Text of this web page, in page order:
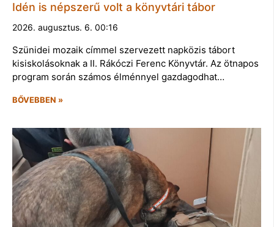
Idén is népszerű volt a könyvtári tábor
2026. augusztus. 6. 00:16
Szünidei mozaik címmel szervezett napközis tábort
kisiskolásoknak a II. Rákóczi Ferenc Könyvtár. Az ötnapos
program során számos élménnyel gazdagodhat…
BŐVEBBEN »